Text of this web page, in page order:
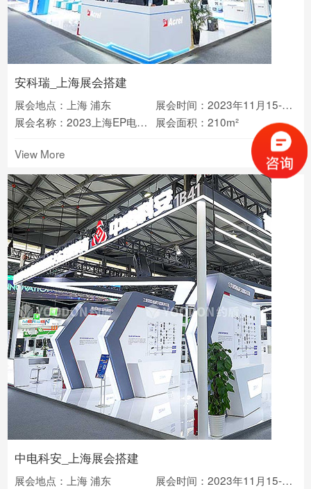
安科瑞_上海展会搭建
展会地点：上海 浦东
展会时间：2023年11月15-17日
展会名称：2023上海EP电力展(2023EP)
展会面积：210m²
View More
中电科安_上海展会搭建
展会地点：上海 浦东
展会时间：2023年11月15-17日